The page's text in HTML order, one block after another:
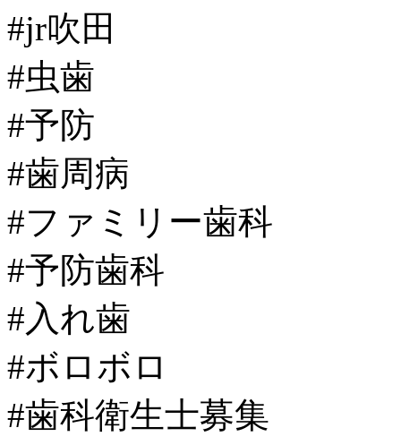
#jr吹田
#虫歯
#予防
#歯周病
#ファミリー歯科
#予防歯科
#入れ歯
#ボロボロ
#歯科衛生士募集